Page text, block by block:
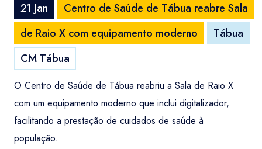
21 Jan
Centro de Saúde de Tábua reabre Sala
de Raio X com equipamento moderno
Tábua
CM Tábua
O Centro de Saúde de Tábua reabriu a Sala de Raio X
com um equipamento moderno que inclui digitalizador,
facilitando a prestação de cuidados de saúde à
população.